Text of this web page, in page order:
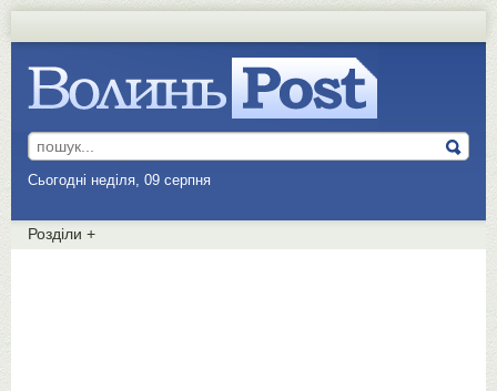
Сьогодні неділя, 09 серпня
Розділи +